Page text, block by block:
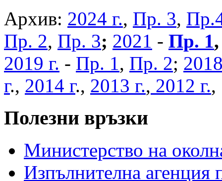
Архив: 2024 г., Пр. 3,
Пр. 2, Пр. 3; 2021 - Пр. 1
2019 г. - Пр. 1, Пр. 2;
г., 2014 г., 2013 г., 2012 г.
Полезни връзки
Министерство на
Изпълнителна агенция